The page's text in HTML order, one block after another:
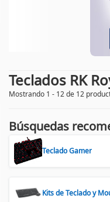
Teclados RK
Mostrando 1 - 12 de 12
Búsquedas
Teclado Gamer
Kits de Teclado y